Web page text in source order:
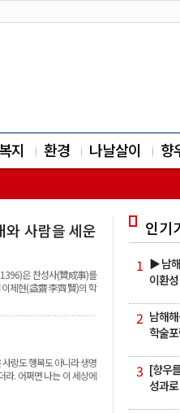
복지 환경 나날살이 향
사람을 세운
은 찬성사(贊成事)를
이제현(益齋 李齊賢)의 학
랑도 행복도 아니라 생명
라. 어쩌면 나는 이 세상에
인기
1 ▶ 남
이환
2 남해
학술
3 [향우
성과